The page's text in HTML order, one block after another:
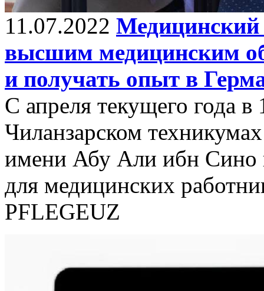
11.07.2022 Медицинский
высшим медицинским
и получать опыт в
С апреля текущего года
Чиланзарском
имени Абу Али ибн Сино
для медицинских
PFLEGEUZ